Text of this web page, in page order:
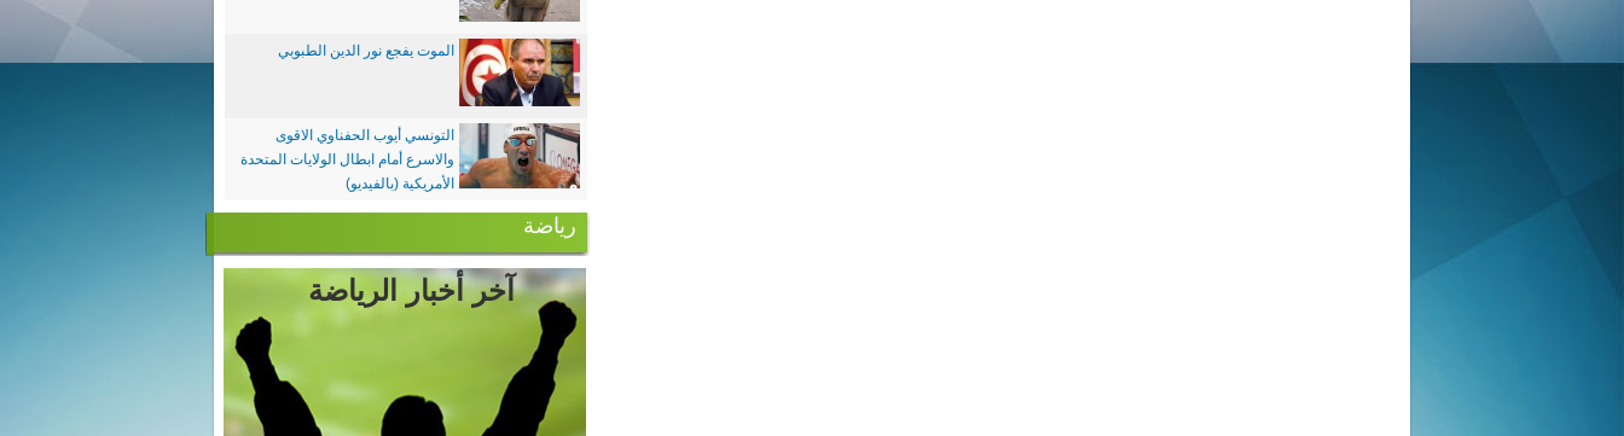
الموت يفجع نور الدين الطبوبي
التونسي أيوب الحفناوي الاقوى
والاسرع أمام ابطال الولايات المتحدة
الأمريكية (بالفيديو)
رياضة
آخر أخبار الرياضة